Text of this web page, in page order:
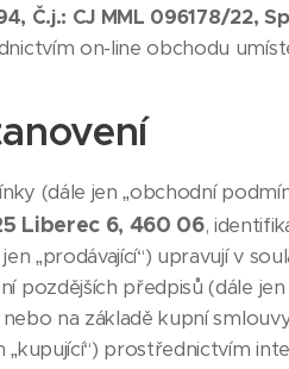
Č.j.: CJ MML 096178/22,
on-line obchodu
(dále jen „obchodní
Liberec 6, 460 06,
„prodávající“) upravují v
pozdějších předpisů (dále
na základě kupní
„kupující“) prostřednictvím